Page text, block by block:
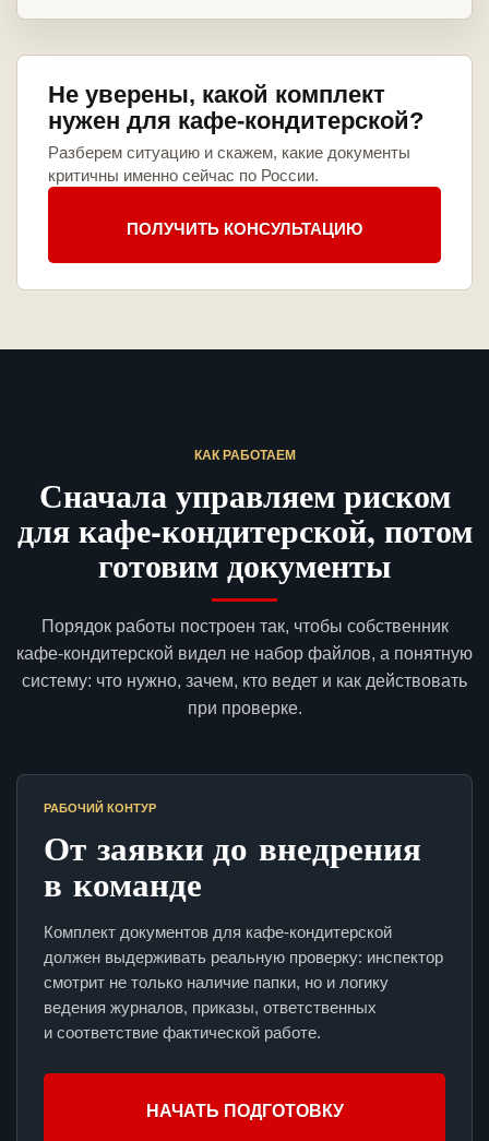
Не уверены, какой комплект
нужен для кафе-кондитерской?
Разберем ситуацию и скажем, какие документы
критичны именно сейчас по России.
ПОЛУЧИТЬ КОНСУЛЬТАЦИЮ
КАК РАБОТАЕМ
Сначала управляем риском
для кафе-кондитерской, потом
готовим документы
Порядок работы построен так, чтобы собственник
кафе-кондитерской видел не набор файлов, а понятную
систему: что нужно, зачем, кто ведет и как действовать
при проверке.
РАБОЧИЙ КОНТУР
От заявки до внедрения
в команде
Комплект документов для кафе-кондитерской
должен выдерживать реальную проверку: инспектор
смотрит не только наличие папки, но и логику
ведения журналов, приказы, ответственных
и соответствие фактической работе.
НАЧАТЬ ПОДГОТОВКУ